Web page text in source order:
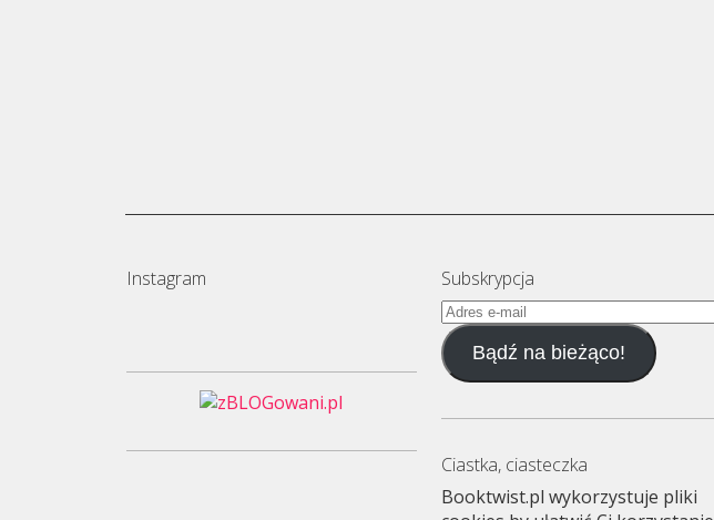
Instagram
Subskrypcja
Adres
e-
mailBądź na bieżąco!
Ciastka, ciasteczka
Booktwist.pl wykorzystuje pliki